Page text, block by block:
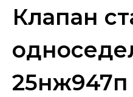
Клапан
25нж947п